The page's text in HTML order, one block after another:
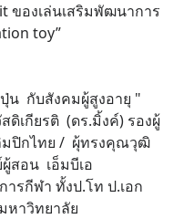
ของเล่นเสริมพัฒนาการ
toy”
น  กับสังคมผู้สูงอายุ "
เกียรติ  (ดร.มิ้งค์) รองผู้
มปิกไทย /  ผุ้ทรงคุณวุฒิ
สอน  เอ็มบีเอ
ารกีฬา ทั้งป.โท ป.เอก
หาวิทยาลัย